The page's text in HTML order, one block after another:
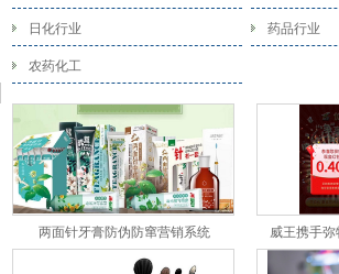
日化行业 药品行业
农药化工
两面针牙膏防伪防窜营销系统 威王携手